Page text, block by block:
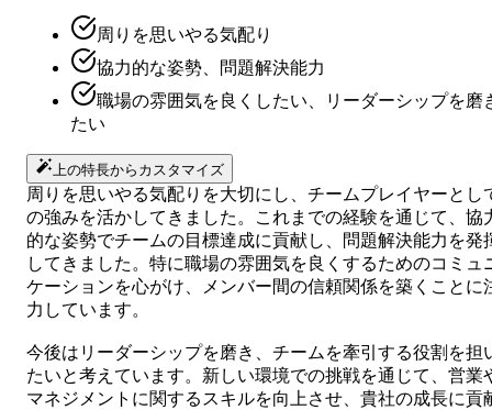
周りを思いやる気配り
協力的な姿勢、問題解決能力
職場の雰囲気を良くしたい、リーダーシップを磨
たい
上の特長からカスタマイズ
周りを思いやる気配りを大切にし、チームプレイヤーとし
の強みを活かしてきました。これまでの経験を通じて、協
的な姿勢でチームの目標達成に貢献し、問題解決能力を発
してきました。特に職場の雰囲気を良くするためのコミュ
ケーションを心がけ、メンバー間の信頼関係を築くことに
力しています。
今後はリーダーシップを磨き、チームを牽引する役割を担
たいと考えています。新しい環境での挑戦を通じて、営業
マネジメントに関するスキルを向上させ、貴社の成長に貢